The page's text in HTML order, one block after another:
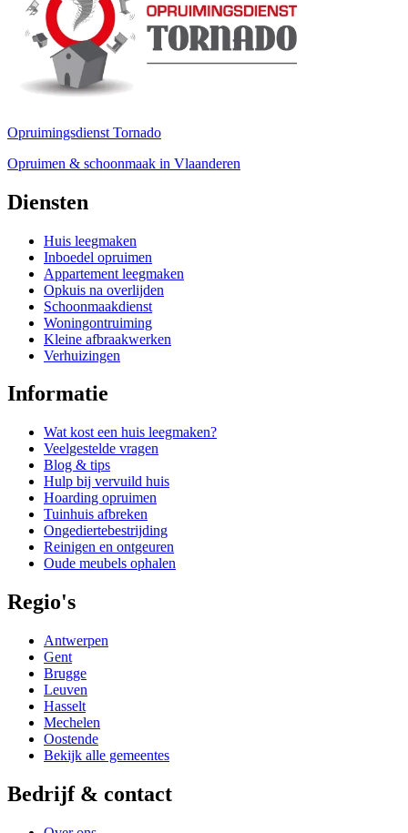
Opruimingsdienst Tornado
Opruimen & schoonmaak in Vlaanderen
Diensten
Huis leegmaken
Inboedel opruimen
Appartement leegmaken
Opkuis na overlijden
Schoonmaakdienst
Woningontruiming
Kleine afbraakwerken
Verhuizingen
Informatie
Wat kost een huis leegmaken?
Veelgestelde vragen
Blog & tips
Hulp bij vervuild huis
Hoarding opruimen
Tuinhuis afbreken
Ongediertebestrijding
Reinigen en ontgeuren
Oude meubels ophalen
Regio's
Antwerpen
Gent
Brugge
Leuven
Hasselt
Mechelen
Oostende
Bekijk alle gemeentes
Bedrijf & contact